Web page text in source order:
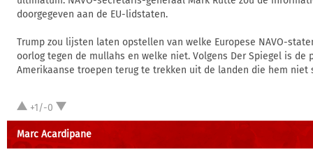
doorgegeven aan de EU-lidstaten.
Trump zou lijsten laten opstellen van welke Europese NAVO-
oorlog tegen de mullahs en welke niet. Volgens Der Spiegel is de
Amerikaanse troepen terug te trekken uit de landen die hem niet
+1/-0
Marc Acardipane